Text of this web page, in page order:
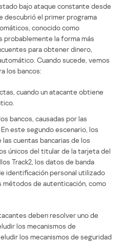
bajo ataque constante desde
descubrió el primer programa
conocido como
probablemente la forma más
para obtener dinero,
Cuando sucede, vemos
los bancos:
cuando un atacante obtiene
bancos, causadas por las
este segundo escenario, los
cuentas bancarias de los
únicos del titular de la tarjeta del
Track2, los datos de banda
identificación personal utilizado
métodos de autenticación, como
deben resolver uno de
los mecanismos de
los mecanismos de seguridad